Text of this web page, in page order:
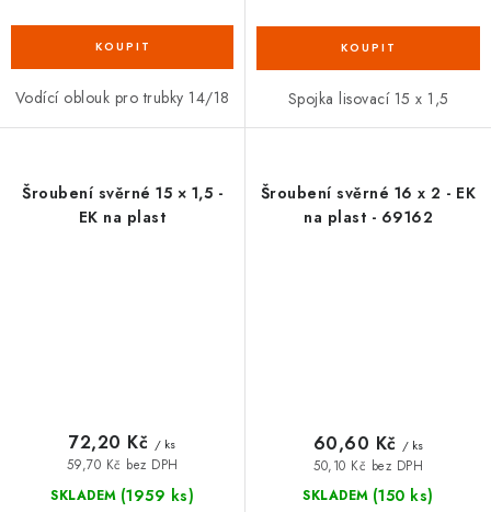
Vodící oblouk pro trubky 14/18 Spojka lisovací 15 x 1,5
Šroubení svěrné 15 × 1,5 -
EK na plast
SKLADEM (1959 ks)
59,70 Kč bez DPH
72,20 Kč / ks
Šroubení svěrné 16 x 2 - EK
na plast - 69162
SKLADEM (150 ks)
50,10 Kč bez DPH
60,60 Kč / ks